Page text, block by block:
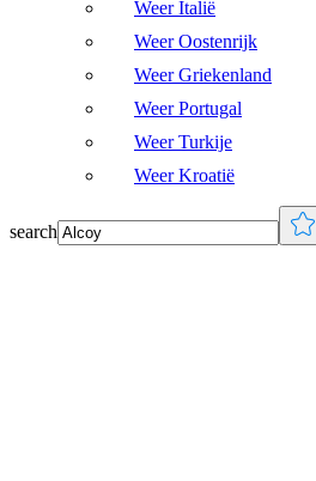
Weer Italië
Weer Oostenrijk
Weer Griekenland
Weer Portugal
Weer Turkije
Weer Kroatië
search